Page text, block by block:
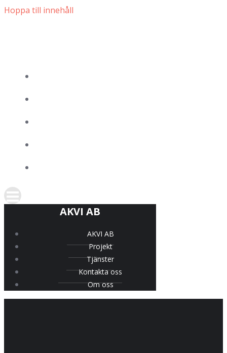
Hoppa till innehåll
AKVI AB
AKVI AB
Projekt
Tjänster
Kontakta oss
Om oss